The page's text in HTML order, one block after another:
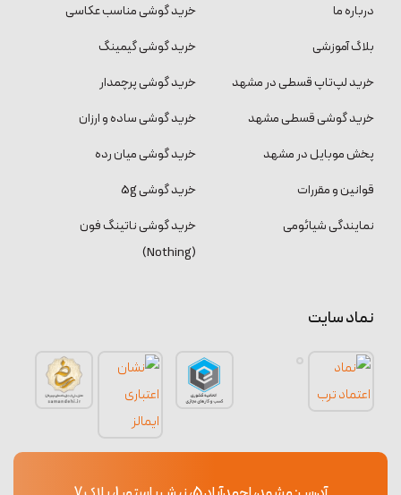
درباره ما
بلاگ آموزشی
خرید لپ‌تاپ قسطی در مشهد
خرید گوشی قسطی مشهد
پخش موبایل در مشهد
قوانین و مقررات
نمایندگی شیائومی
خرید گوشی مناسب عکاسی
خرید گوشی گیمینگ
خرید گوشی پرچمدار
خرید گوشی ساده و ارزان
خرید گوشی میان رده
خرید گوشی 5g
خرید گوشی ناتینگ فون
(Nothing)
نماد سایت